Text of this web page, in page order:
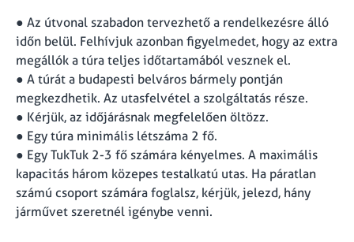
● Az útvonal szabadon tervezhető a rendelkezésre álló
időn belül. Felhívjuk azonban figyelmedet, hogy az extra
megállók a túra teljes időtartamából vesznek el.
● A túrát a budapesti belváros bármely pontján
megkezdhetik. Az utasfelvétel a szolgáltatás része.
● Kérjük, az időjárásnak megfelelően öltözz.
● Egy túra minimális létszáma 2 fő.
● Egy TukTuk 2-3 fő számára kényelmes. A maximális
kapacitás három közepes testalkatú utas. Ha páratlan
számú csoport számára foglalsz, kérjük, jelezd, hány
járművet szeretnél igénybe venni.